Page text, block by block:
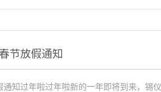
节放假通知
通知过年啦过年啦新的一年即将到来，锡